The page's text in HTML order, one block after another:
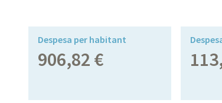
Despesa per habitant
906,82 €